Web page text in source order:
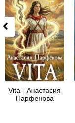
Vita - Анастасия
Парфенова